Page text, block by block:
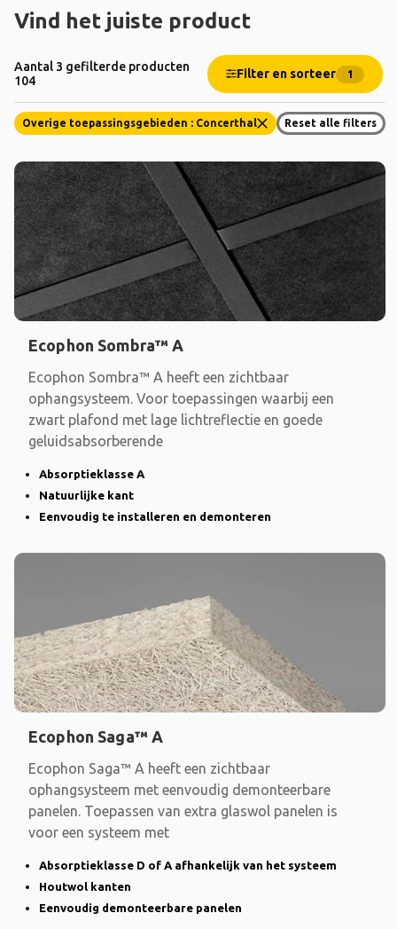
Vind het juiste product
Aantal 3 gefilterde producten
104
Filter en sorteer 1
Overige toepassingsgebieden : Concerthal Reset alle filters
Ecophon Sombra™ A
Ecophon Sombra™ A heeft een zichtbaar
ophangsysteem. Voor toepassingen waarbij een
zwart plafond met lage lichtreflectie en goede
geluidsabsorberende
Absorptieklasse A
Natuurlijke kant
Eenvoudig te installeren en demonteren
Ecophon Saga™ A
Ecophon Saga™ A heeft een zichtbaar
ophangsysteem met eenvoudig demonteerbare
panelen. Toepassen van extra glaswol panelen is
voor een systeem met
Absorptieklasse D of A afhankelijk van het systeem
Houtwol kanten
Eenvoudig demonteerbare panelen